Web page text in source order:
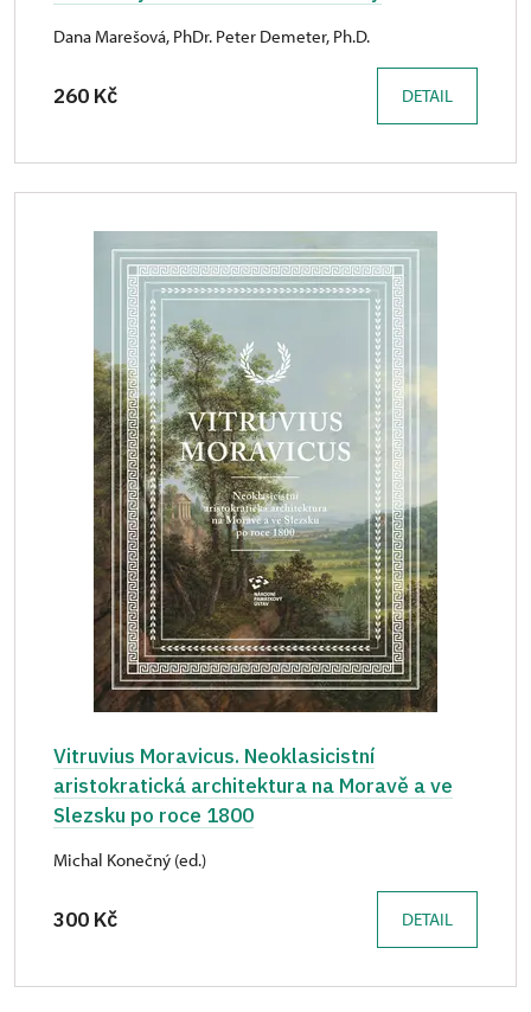
Dana Marešová, PhDr. Peter Demeter, Ph.D.
260 Kč DETAIL
Vitruvius Moravicus. Neoklasicistní
aristokratická architektura na Moravě a ve
Slezsku po roce 1800
Michal Konečný (ed.)
300 Kč DETAIL